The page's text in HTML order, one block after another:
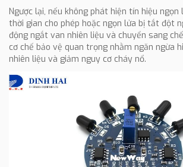
Ngược lại, nếu không phát hiện tín hiệu
thời gian cho phép hoặc ngọn lửa bị tắt đột
động ngắt van nhiên liệu và chuyển sang
cơ chế bảo vệ quan trọng nhằm ngăn ngừa
nhiên liệu và giảm nguy cơ cháy nổ.